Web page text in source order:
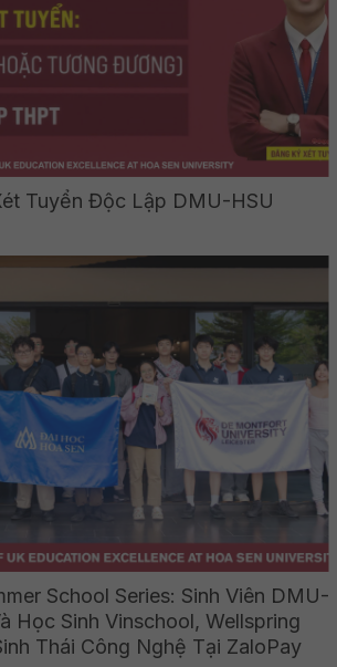
Tuyển Độc Lập DMU-HSU
School Series: Sinh Viên DMU-
Học Sinh Vinschool, Wellspring
Thái Công Nghệ Tại ZaloPay